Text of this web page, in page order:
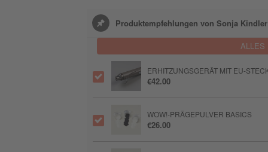
Produktempfehlungen von Sonja Kindler
ALLES
ERHITZUNGSGERÄT MIT EU-
€42.00
WOW!-PRÄGEPULVER BASICS
€26.00